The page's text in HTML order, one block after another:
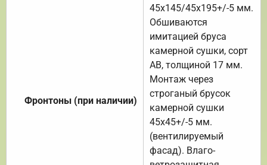
Фронтоны (при наличии)
45х145/45х195+/-5 мм.
Обшиваются
имитацией бруса
камерной сушки, сорт
АВ, толщиной 17 мм.
Монтаж через
строганый брусок
камерной сушки
45х45+/-5 мм.
(вентилируемый
фасад). Влаго-